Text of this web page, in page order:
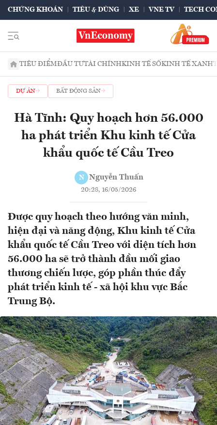
CHỨNG KHOÁN TIÊU & DÙNG XE VNE TV TECH
TIÊU ĐIỂMĐẦU TƯTÀI CHÍNHKINH TẾ SỐKINH TẾ XANH
DỰ ÁN BẤT ĐỘNG SẢN
Hà Tĩnh: Quy hoạch hơn 56.000
ha phát triển Khu kinh tế Cửa
khẩu quốc tế Cầu Treo
N Nguyễn Thuấn
20:28, 16/05/2026
Được quy hoạch theo hướng văn minh,
hiện đại và năng động, Khu kinh tế Cửa
khẩu quốc tế Cầu Treo với diện tích hơn
56.000 ha sẽ trở thành đầu mối giao
thương chiến lược, góp phần thúc đẩy
phát triển kinh tế - xã hội khu vực Bắc
Trung Bộ.